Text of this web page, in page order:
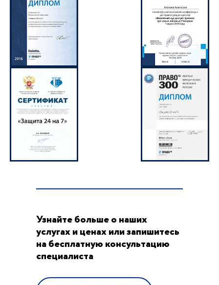
Узнайте больше о наших
услугах и ценах или запишитесь
на бесплатную консультацию
специалиста